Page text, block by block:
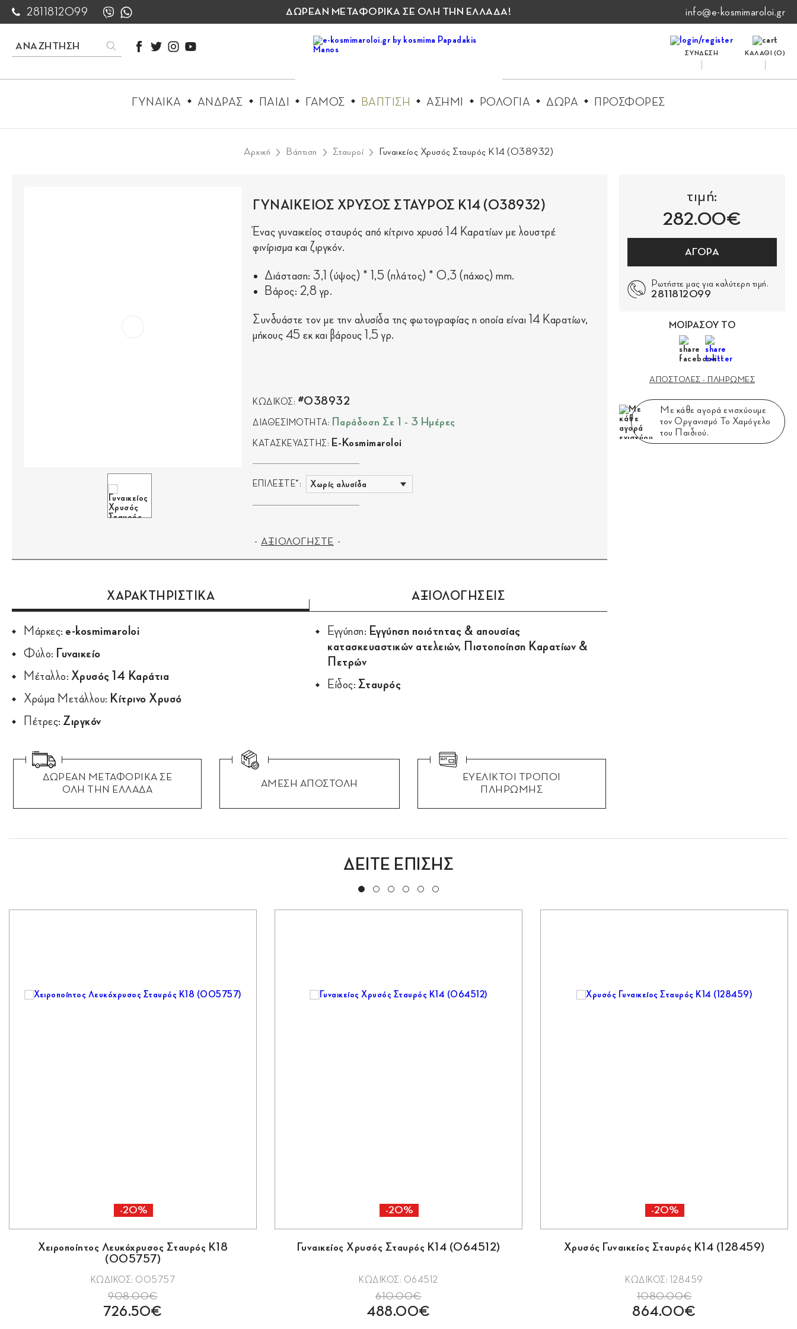
2811812099 ΔΩΡΕΑΝ ΜΕΤΑΦΟΡΙΚΑ ΣΕ ΟΛΗ ΤΗΝ ΕΛΛΑΔΑ! info@e-kosmimaroloi.gr
ΣΥΝΔΕΣΗ ΚΑΛΑΘΙ (0)
ΓΥΝΑΙΚΑ ΑΝΔΡΑΣ ΠΑΙΔΙ ΓΑΜΟΣ ΒΑΠΤΙΣΗ ΑΣΗΜΙ ΡΟΛΟΓΙΑ ΔΩΡΑ ΠΡΟΣΦΟΡΕΣ
Αρχική Βάπτιση Σταυροί Γυναικείος Χρυσός Σταυρός Κ14 (038932)
ΓΥΝΑΙΚΕΙΟΣ ΧΡΥΣΟΣ ΣΤΑΥΡΟΣ Κ14 (038932)
Ένας γυναικείος σταυρός από κίτρινο χρυσό 14 Καρατίων με λουστρέ
φινίρισμα και ζιργκόν.
Διάσταση: 3,1 (ύψος) * 1,5 (πλάτος) * 0,3 (πάχος) mm.
Βάρος: 2,8 γρ.
Συνδυάστε τον με την αλυσίδα της φωτογραφίας η οποία είναι 14 Καρατίων,
μήκους 45 εκ και βάρους 1,5 γρ.
ΚΩΔΙΚΟΣ: #038932
ΔΙΑΘΕΣΙΜΟΤΗΤΑ: Παράδοση Σε 1 - 3 Ημέρες
ΚΑΤΑΣΚΕΥΑΣΤΗΣ: E-Kosmimaroloi
ΕΠΙΛΕΞΤΕ*:
ΑΞΙΟΛΟΓΗΣΤΕ
ΧΑΡΑΚΤΗΡΙΣΤΙΚΑ ΑΞΙΟΛΟΓΗΣΕΙΣ
Μάρκες: e-kosmimaroloi
Φύλο:
Γυναικείο
Μέταλλο: Χρυσός 14 Καράτια
Χρώμα Μετάλλου: Κίτρινο Χρυσό
Πέτρες: Ζιργκόν
Εγγύηση: Εγγύηση ποιότητας & απουσίας
κατασκευαστικών ατελειών, Πιστοποίηση Καρατίων &
Πετρών
Είδος: Σταυρός
ΔΩΡΕΑΝ ΜΕΤΑΦΟΡΙΚΑ ΣΕ
ΟΛΗ ΤΗΝ ΕΛΛΑΔΑ
ΑΜΕΣΗ ΑΠΟΣΤΟΛΗ
ΕΥΕΛΙΚΤΟΙ ΤΡΟΠΟΙ
ΠΛΗΡΩΜΗΣ
τιμή:
282.00€
ΑΓΟΡΑ
Ρωτήστε μας για καλύτερη τιμή.
2811812099
ΜΟΙΡΑΣΟΥ ΤΟ
ΑΠΟΣΤΟΛΕΣ - ΠΛΗΡΩΜΕΣ
Με κάθε αγορά ενισχύουμε
τον Οργανισμό Το Χαμόγελο
του Παιδιού.
ΔΕΙΤΕ ΕΠΙΣΗΣ
-20%
Χειροποίητος Λευκόχρυσος Σταυρός Κ18
(005757)
ΚΩΔΙΚΟΣ: 005757
908.00€
726.50€
-20%
Γυναικείος Χρυσός Σταυρός Κ14 (064512)
ΚΩΔΙΚΟΣ: 064512
610.00€
488.00€
-20%
Χρυσός Γυναικείος Σταυρός Κ14 (128459)
ΚΩΔΙΚΟΣ: 128459
1080.00€
864.00€